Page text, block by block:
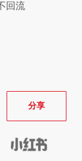
回流
分享